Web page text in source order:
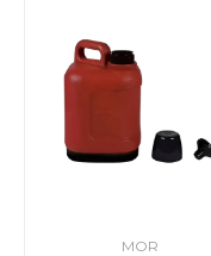
MOR
Camping
Jardín y Aire Libre
Mascotas